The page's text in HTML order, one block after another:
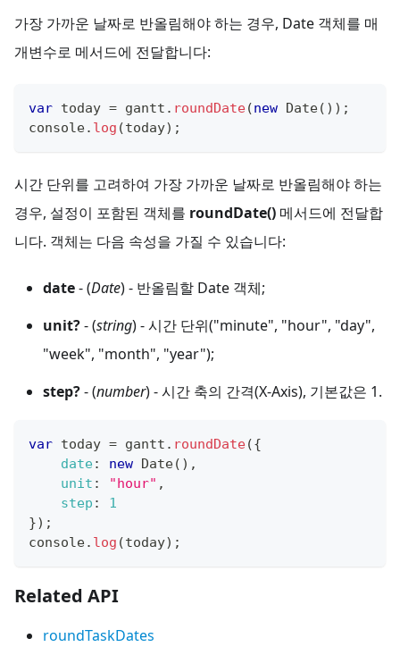
가장 가까운 날짜로 반올림해야 하는 경우, Date 객체를 매
개변수로 메서드에 전달합니다:
var today = gantt . roundDate(new Date( ) ) ;
console. log (today) ;
시간 단위를 고려하여 가장 가까운 날짜로 반올림해야 하는
경우, 설정이 포함된 객체를 roundDate() 메서드에 전달합
니다. 객체는 다음 속성을 가질 수 있습니다:
date- (Date) - 반올림할 Date 객체;
unit?- (string) - 시간 단위("minute", "hour", "day",
"week", "month", "year");
step?- (number) - 시간 축의 간격(X-Axis), 기본값은 1.
var today = gantt . roundDate({
date: new Date( ) ,
unit : "hour" ,
step :
1
}) ;
console. log (today) ;
Related API
roundTaskDates